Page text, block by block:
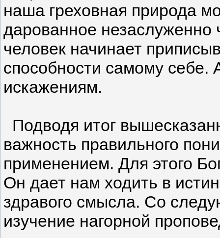
наша греховная природа
дарованное незаслуженно
человек начинает
способности самому себе.
искажениям.
Подводя итог
важность правильного
применением. Для этого
Он дает нам ходить в
здравого смысла. Со
изучение нагорной